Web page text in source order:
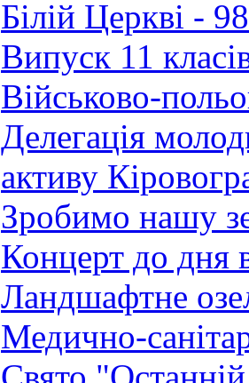
Білій Церкві -
Випуск 11
Військово-
Делегація
активу
Зробимо нашу
Концерт до дня
Ландшафтне
Медично-